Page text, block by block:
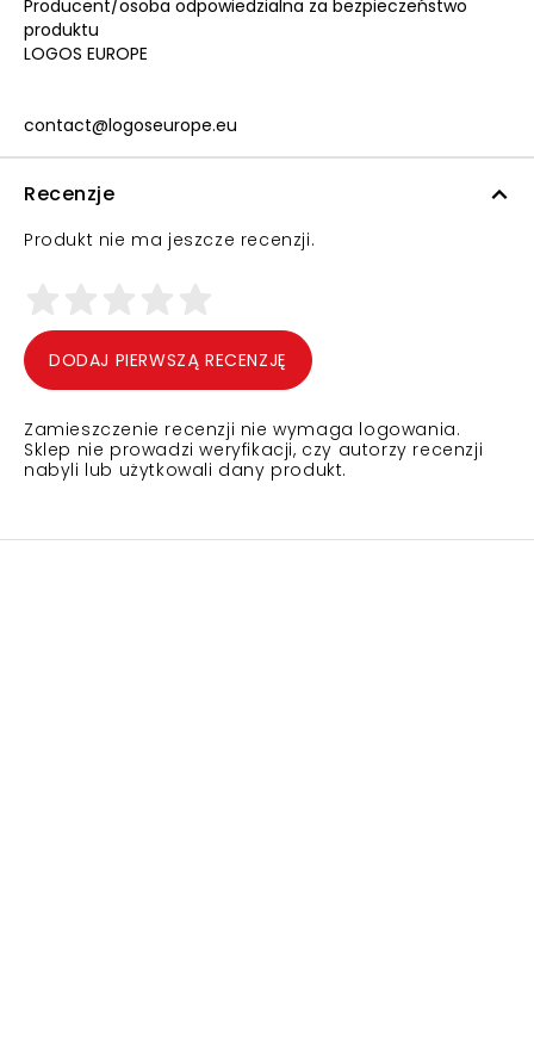
Producent/osoba odpowiedzialna za bezpieczeństwo
produktu
LOGOS EUROPE
contact@logoseurope.eu
Recenzje
Produkt nie ma jeszcze recenzji.
DODAJ PIERWSZĄ RECENZJĘ
Zamieszczenie recenzji nie wymaga logowania.
Sklep nie prowadzi weryfikacji, czy autorzy recenzji
nabyli lub użytkowali dany produkt.